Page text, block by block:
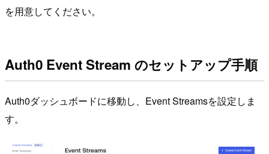
を用意してください。
Auth0 Event Stream のセットアップ手順
Auth0ダッシュボードに移動し、Event Streamsを設定しま
す。